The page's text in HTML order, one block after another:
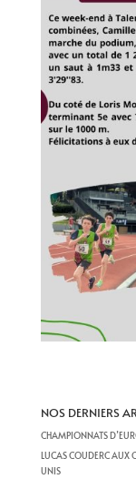
NOS DERNIERS
CHAMPIONNATS
LUCAS COUDERC AUX
UNIS